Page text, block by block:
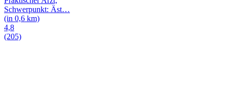
Schwerpunkt: Äst…
(in 0,6 km)
4,8
(205)